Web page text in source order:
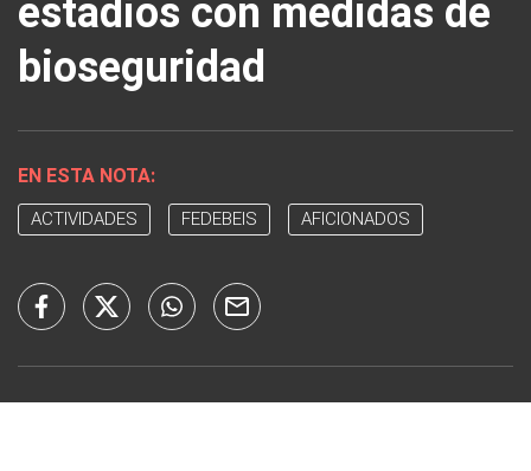
estadios con medidas de
bioseguridad
EN ESTA NOTA:
ACTIVIDADES FEDEBEIS AFICIONADOS